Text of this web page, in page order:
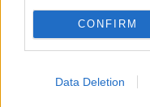
CONFIRM
Data Deletion